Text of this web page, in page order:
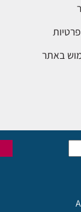
באתר